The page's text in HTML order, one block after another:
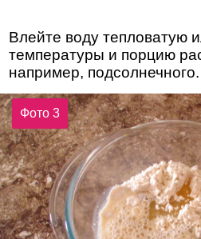
Влейте воду тепловатую
температуры и порцию
например, подсолнечного.
Фото 3